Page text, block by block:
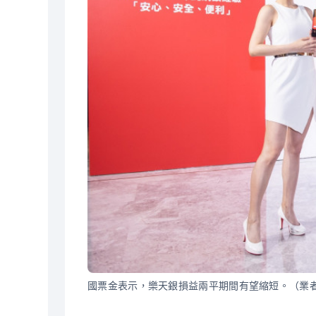
國票金表示，樂天銀損益兩平期間有望縮短。（業